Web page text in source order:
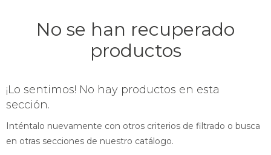
No se han recuperado
productos
¡Lo sentimos! No hay productos en esta
sección.
Inténtalo nuevamente con otros criterios de filtrado o busca
en otras secciones de nuestro catálogo.
Mesas de luz